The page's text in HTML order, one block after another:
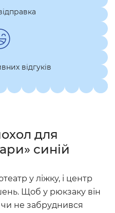
відгуків
для
синій
у ліжку, і центр
Щоб у рюкзаку він
не забруднився